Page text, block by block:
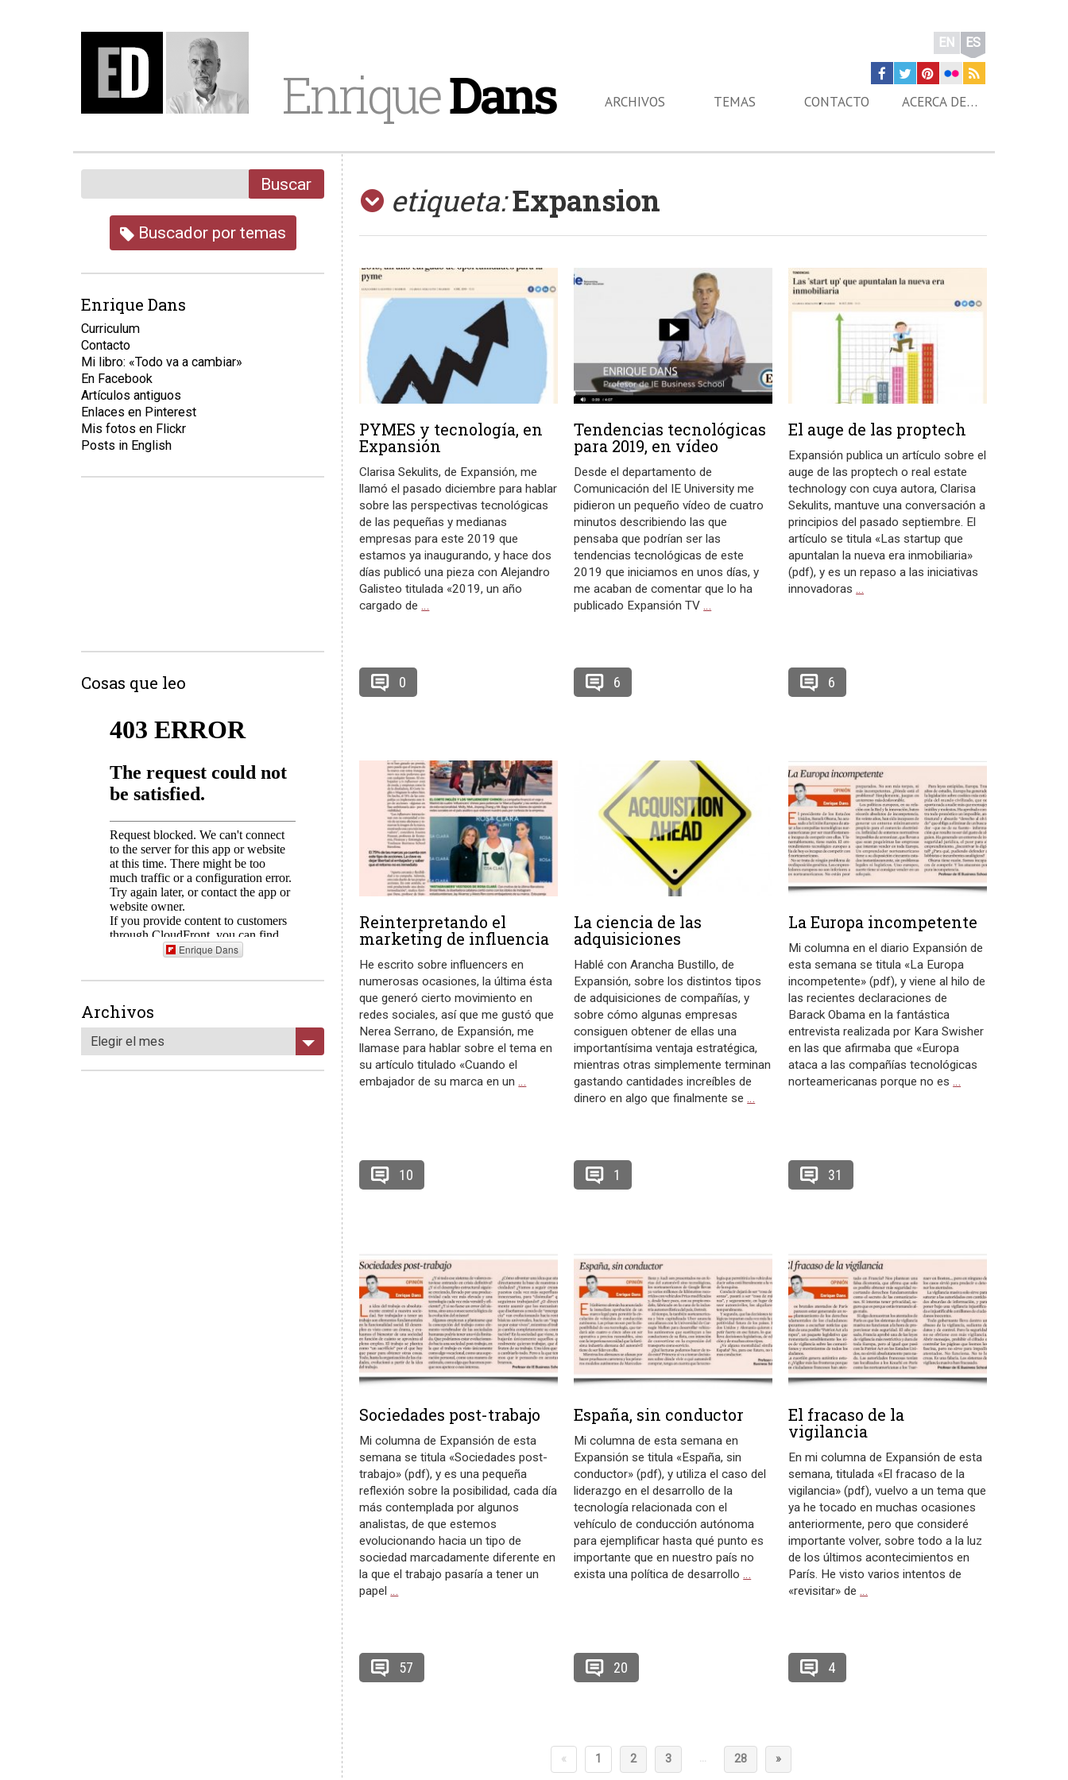
EnriqueDans
EN ES
ARCHIVOS TEMAS CONTACTO ACERCA DE…
etiqueta:Expansion
PYMES y tecnología, en
Expansión
Clarisa Sekulits, de Expansión, me
llamó el pasado diciembre para hablar
sobre las perspectivas tecnológicas
de las pequeñas y medianas
empresas para este 2019 que
estamos ya inaugurando, y hace dos
días publicó una pieza con Alejandro
Galisteo titulada «2019, un año
cargado de…
0
Tendencias tecnológicas
para 2019, en vídeo
Desde el departamento de
Comunicación del IE University me
pidieron un pequeño vídeo de cuatro
minutos describiendo las que
pensaba que podrían ser las
tendencias tecnológicas de este
2019 que iniciamos en unos días, y
me acaban de comentar que lo ha
publicado Expansión TV…
6
El auge de las proptech
Expansión publica un artículo sobre el
auge de las proptech o real estate
technology con cuya autora, Clarisa
Sekulits, mantuve una conversación a
principios del pasado septiembre. El
artículo se titula «Las startup que
apuntalan la nueva era inmobiliaria»
(pdf), y es un repaso a las iniciativas
innovadoras…
6
Reinterpretando el
marketing de influencia
He escrito sobre influencers en
numerosas ocasiones, la última ésta
que generó cierto movimiento en
redes sociales, así que me gustó que
Nerea Serrano, de Expansión, me
llamase para hablar sobre el tema en
su artículo titulado «Cuando el
embajador de su marca en un…
10
La ciencia de las
adquisiciones
Hablé con Arancha Bustillo, de
Expansión, sobre los distintos tipos
de adquisiciones de compañías, y
sobre cómo algunas empresas
consiguen obtener de ellas una
importantísima ventaja estratégica,
mientras otras simplemente terminan
gastando cantidades increíbles de
dinero en algo que finalmente se…
1
La Europa incompetente
Mi columna en el diario Expansión de
esta semana se titula «La Europa
incompetente» (pdf), y viene al hilo de
las recientes declaraciones de
Barack Obama en la fantástica
entrevista realizada por Kara Swisher
en las que afirmaba que «Europa
ataca a las compañías tecnológicas
norteamericanas porque no es…
31
Sociedades post-trabajo
Mi columna de Expansión de esta
semana se titula «Sociedades post-
trabajo» (pdf), y es una pequeña
reflexión sobre la posibilidad, cada día
más contemplada por algunos
analistas, de que estemos
evolucionando hacia un tipo de
sociedad marcadamente diferente en
la que el trabajo pasaría a tener un
papel…
57
España, sin conductor
Mi columna de esta semana en
Expansión se titula «España, sin
conductor» (pdf), y utiliza el caso del
liderazgo en el desarrollo de la
tecnología relacionada con el
vehículo de conducción autónoma
para ejemplificar hasta qué punto es
importante que en nuestro país no
exista una política de desarrollo…
20
El fracaso de la
vigilancia
En mi columna de Expansión de esta
semana, titulada «El fracaso de la
vigilancia» (pdf), vuelvo a un tema que
ya he tocado en muchas ocasiones
anteriormente, pero que consideré
importante volver, sobre todo a la luz
de los últimos acontecimientos en
París. He visto varios intentos de
«revisitar» de…
4
« 1 2 3 … 28 »
Buscar
Buscador por temas
Enrique Dans
Curriculum
Contacto
Mi libro: «Todo va a cambiar»
En Facebook
Artículos antiguos
Enlaces en Pinterest
Mis fotos en Flickr
Posts in English
Cosas que leo
Enrique Dans
Archivos
Elegir el mes